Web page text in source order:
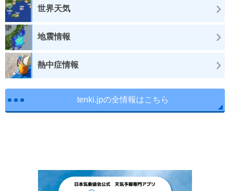
世界天気
地震情報
熱中症情報
tenki.jpの全情報はこちら